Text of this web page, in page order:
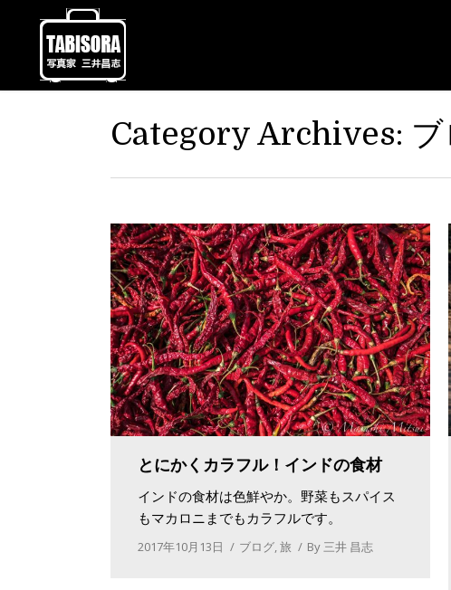
Category Archives:
とにかくカラフル！インドの食材
インドの食材は色鮮やか。野菜もスパイス
もマカロニまでもカラフルです。
2017年10月13日 ブログ,旅 By 三井 昌志